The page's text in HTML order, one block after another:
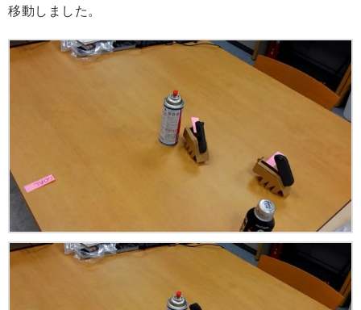
移動しました。